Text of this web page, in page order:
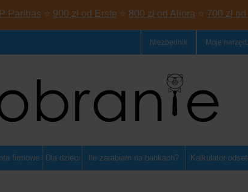
Paribas ⭐ 900 zł od Erste ⭐ 800 zł od Aliora ⭐ 700 zł
Niezbędnik Moje
firmowe Dla dzieci Ile zarabiam na bankach? Kalkulator